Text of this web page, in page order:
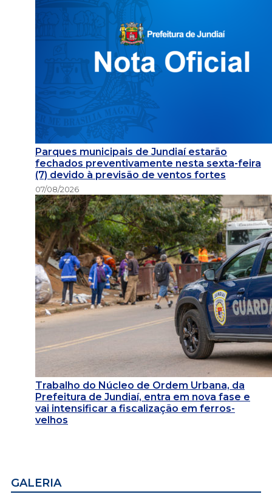
Parques municipais de Jundiaí estarão
fechados preventivamente nesta sexta-feira
(7) devido à previsão de ventos fortes
07/08/2026
Trabalho do Núcleo de Ordem Urbana, da
Prefeitura de Jundiaí, entra em nova fase e
vai intensificar a fiscalização em ferros-
velhos
GALERIA